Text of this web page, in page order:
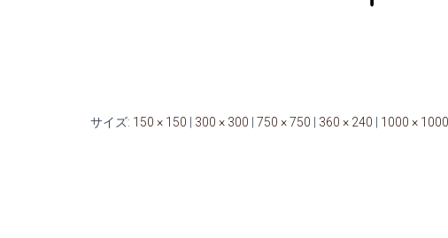
サイズ: 150 × 150 300 × 300 750 × 750 360 × 240 1000 × 1000